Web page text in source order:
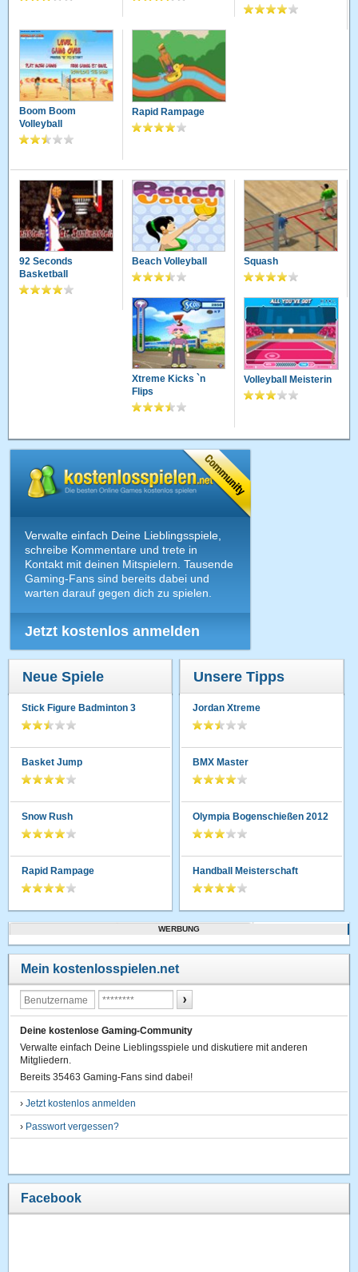
Boom Boom
Volleyball
Rapid Rampage
92 Seconds
Basketball
Beach Volleyball Squash
Xtreme Kicks `n
Flips
Volleyball Meisterin
Verwalte einfach Deine Lieblingsspiele,
schreibe Kommentare und trete in
Kontakt mit deinen Mitspielern. Tausende
Gaming-Fans sind bereits dabei und
warten darauf gegen dich zu spielen.
Jetzt kostenlos anmelden
Neue Spiele
Stick Figure Badminton 3
Basket Jump
Snow Rush
Rapid Rampage
Unsere Tipps
Jordan Xtreme
BMX Master
Olympia Bogenschießen 2012
Handball Meisterschaft
WERBUNG
Mein kostenlosspielen.net
Deine kostenlose Gaming-Community
Verwalte einfach Deine Lieblingsspiele und diskutiere mit anderen
Mitgliedern.
Bereits 35463 Gaming-Fans sind dabei!
›Jetzt kostenlos anmelden
› Passwort vergessen?
Facebook